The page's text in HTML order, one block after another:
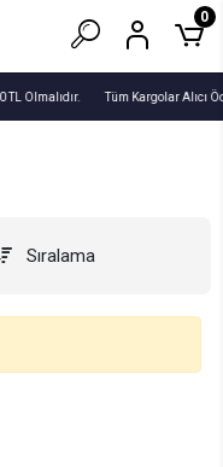
TL Olmalıdır. Tüm Kargolar Alıcı
0
Sıralama